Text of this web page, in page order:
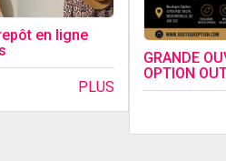
en ligne
PLUS
GRANDE
OPTION